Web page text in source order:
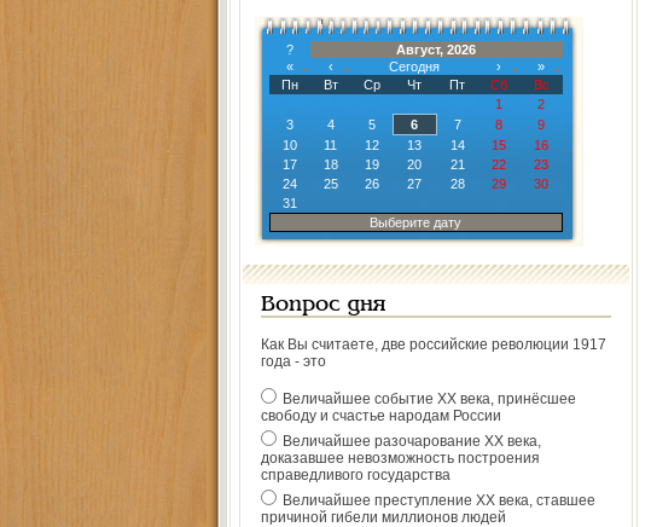
?
Август, 2026
«
‹ Сегодня ›
»
Пн
Вт Ср Чт Пт Сб
Вс
1
2
3
4 5 6 7 8
9
10
11 12 13 14 15
16
17
18 19 20 21 22
23
24
25 26 27 28 29
30
31
Выберите дату
Вопрос дня
Как Вы считаете, две российские революции 1917
года - это
Величайшее событие ХХ века, принёсшее
свободу и счастье народам России
Величайшее разочарование ХХ века,
доказавшее невозможность построения
справедливого государства
Величайшее преступление ХХ века, ставшее
причиной гибели миллионов людей